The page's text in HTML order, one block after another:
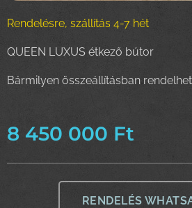
Rendelésre, szállítás 4-7 hét
QUEEN LUXUS étkező bútor
Bármilyen összeállításban
8 450 000 Ft
RENDELÉS